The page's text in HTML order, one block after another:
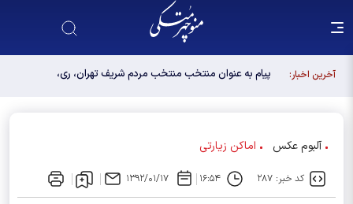
آخرین اخبار:
پیام به عنوان منتخب منتخب مردم شریف تهران، ری،
آلبوم عکس اماکن زیارتی
کد خبر: ۲۸۷ ۱۶:۵۴ ۱۳۹۲/۰۱/۱۷